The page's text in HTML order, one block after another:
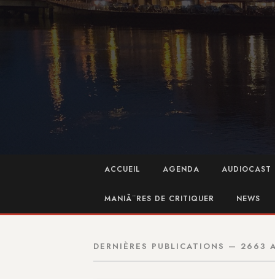
ACCUEIL AGENDA AUDIOCAST
MANIÃ¨RES DE CRITIQUER NEWS
DERNIÈRES PUBLICATIONS — 2663